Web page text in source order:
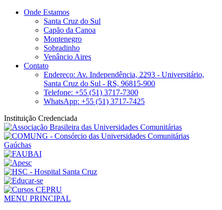
Onde Estamos
Santa Cruz do Sul
Capão da Canoa
Montenegro
Sobradinho
Venâncio Aires
Contato
Endereço: Av. Independência, 2293 - Universitário,
Santa Cruz do Sul - RS, 96815-900
Telefone: +55 (51) 3717-7300
WhatsApp: +55 (51) 3717-7425
Instituição Credenciada
MENU PRINCIPAL